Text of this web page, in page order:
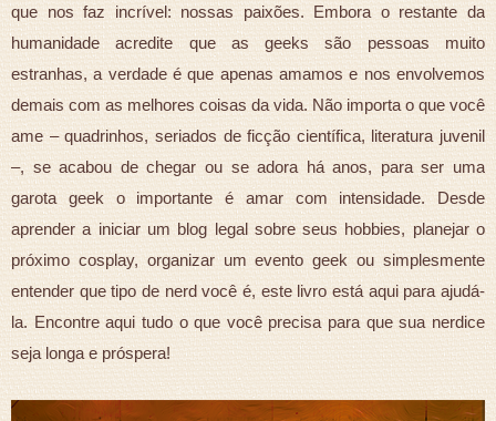
que nos faz incrível: nossas paixões. Embora o restante da
humanidade acredite que as geeks são pessoas muito
estranhas, a verdade é que apenas amamos e nos envolvemos
demais com as melhores coisas da vida. Não importa o que você
ame – quadrinhos, seriados de ficção científica, literatura juvenil
–, se acabou de chegar ou se adora há anos, para ser uma
garota geek o importante é amar com intensidade. Desde
aprender a iniciar um blog legal sobre seus hobbies, planejar o
próximo cosplay, organizar um evento geek ou simplesmente
entender que tipo de nerd você é, este livro está aqui para ajudá-
la. Encontre aqui tudo o que você precisa para que sua nerdice
seja longa e próspera!